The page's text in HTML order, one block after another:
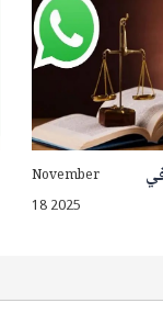
November
18 2025